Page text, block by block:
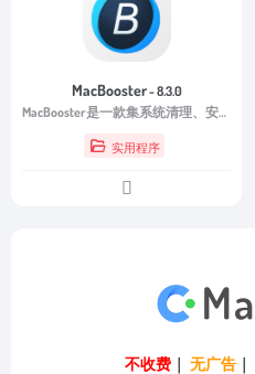
MacBooster- 8.3.0
MacBooster是一款集系统清理、安全防护和性能优化于一身的Mac维护软件。
实用程序
不收费 ｜ 无广告 ｜